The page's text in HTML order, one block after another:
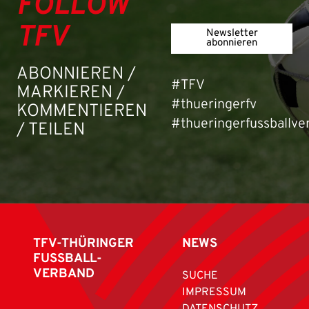
TFV
ABONNIEREN /
MARKIEREN /
KOMMENTIEREN
/ TEILEN
Newsletter
abonnieren
#TFV
#thueringerfv
TFV-THÜRINGER
FUSSBALL-
VERBAND
NEWS
SUCHE
IMPRESSUM